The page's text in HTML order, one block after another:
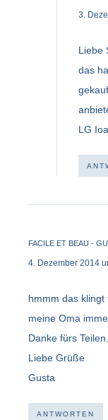
3.
Liebe
das
LG
FACILE ET BEAU -
4. Dezember 2014
hmmm das
meine Oma
Danke fürs Teilen.
Liebe Grüße
Gusta
ANTWORTEN